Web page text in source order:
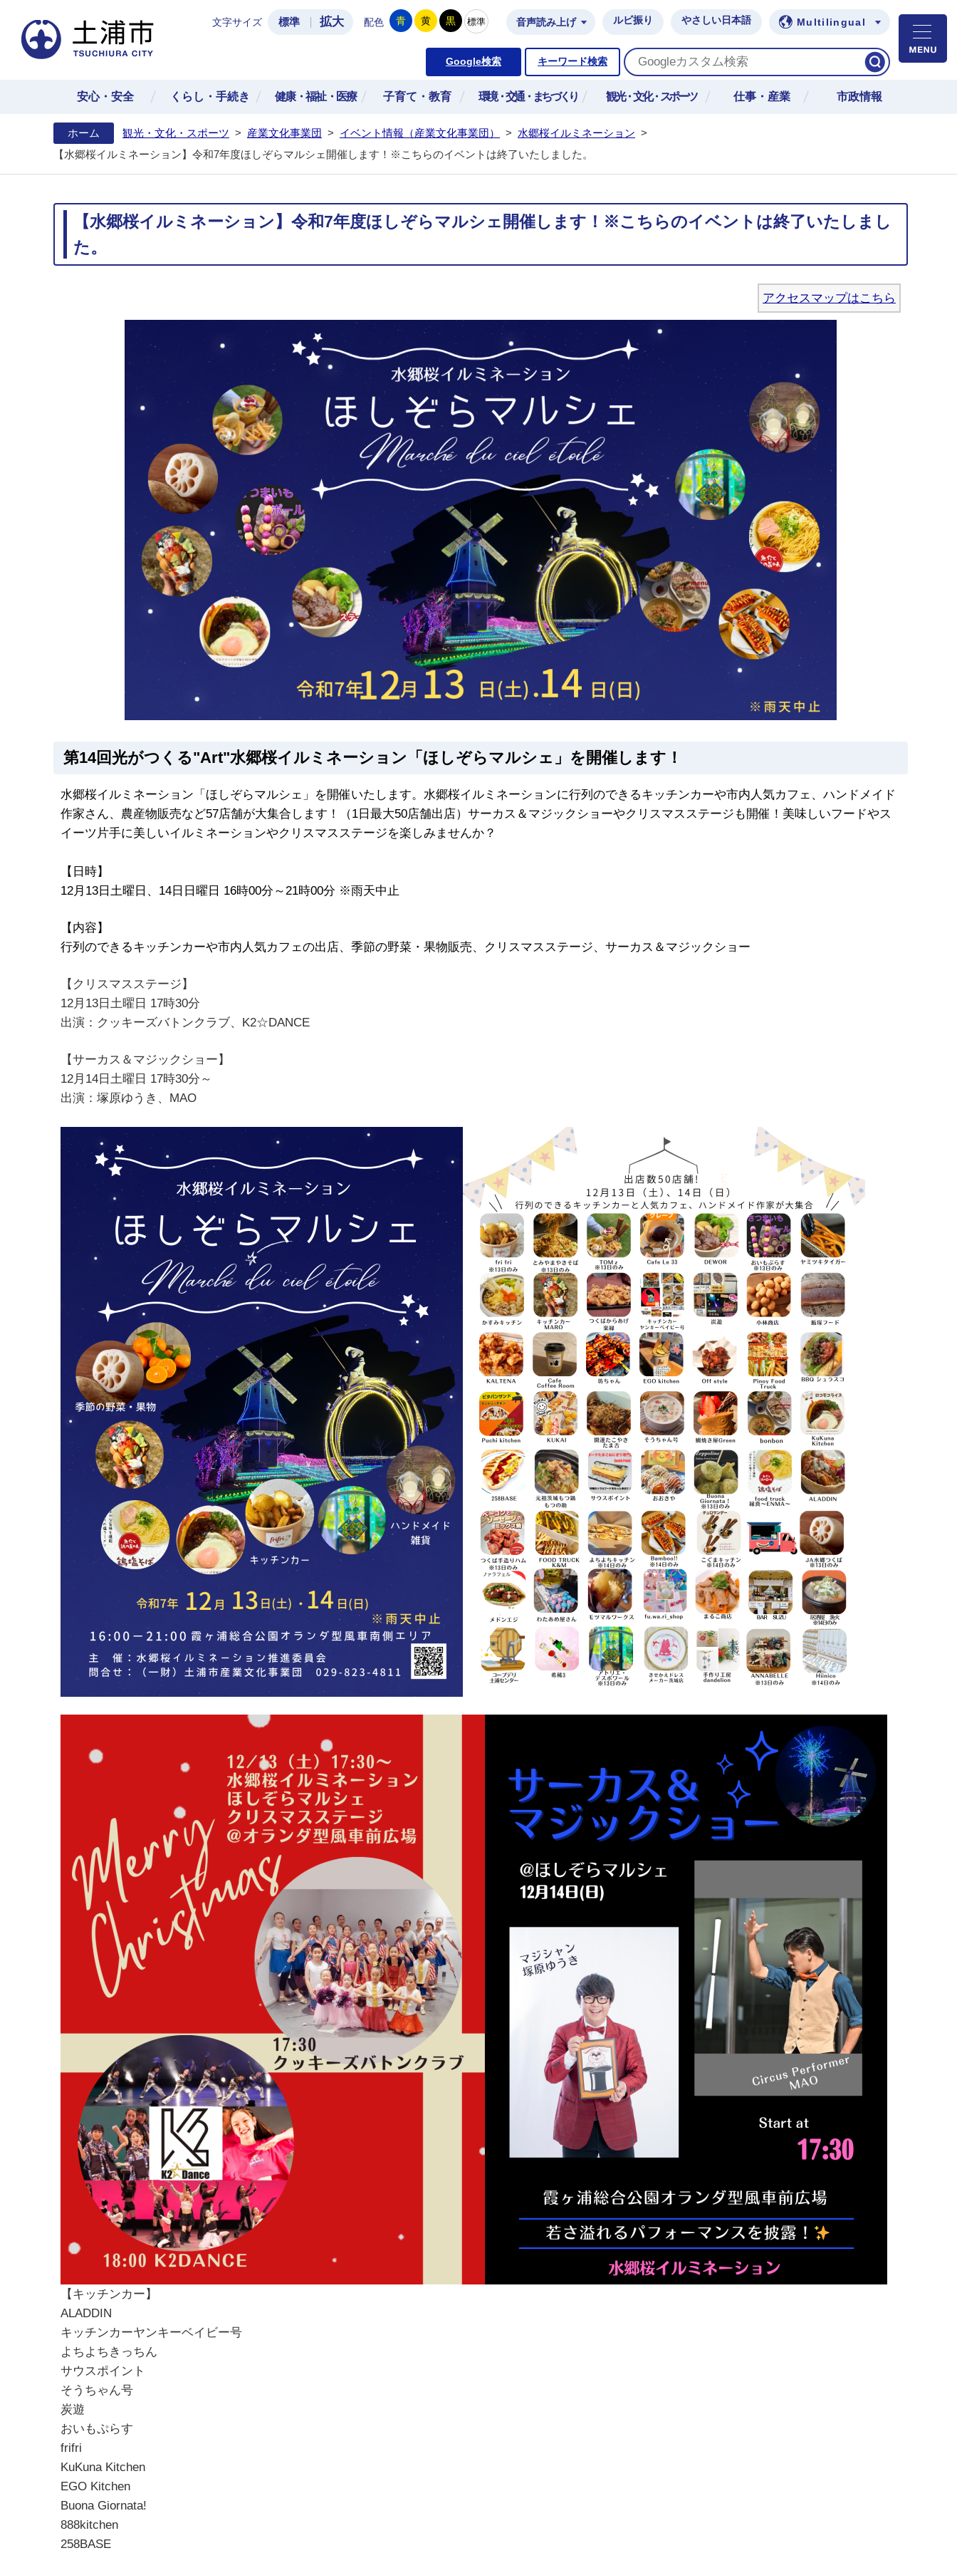
土浦市公式ホームページ
文字サイズ 標準 拡大 配色 青 黄 黒 標準 音声読み上げ ルビ振り やさしい日本語 Multilingual
Google検索 キーワード検索
安心・安全 くらし・手続き 健康・福祉・医療 子育て・教育 環境・交通・まちづくり 観光・文化・スポーツ 仕事・産業 市政情報
ホーム 観光・文化・スポーツ > 産業文化事業団 > イベント情報（産業文化事業団） > 水郷桜イルミネーション >
【水郷桜イルミネーション】令和7年度ほしぞらマルシェ開催します！※こちらのイベントは終了いたしました。
【水郷桜イルミネーション】令和7年度ほしぞらマルシェ開催します！※こちらのイベントは終了いたしまし
た。
アクセスマップはこちら
第14回光がつくる"Art"水郷桜イルミネーション「ほしぞらマルシェ」を開催します！
水郷桜イルミネーション「ほしぞらマルシェ」を開催いたします。水郷桜イルミネーションに行列のできるキッチンカーや市内人気カフェ、ハンドメイド
作家さん、農産物販売など57店舗が大集合します！（1日最大50店舗出店）サーカス＆マジックショーやクリスマスステージも開催！美味しいフードやス
イーツ片手に美しいイルミネーションやクリスマスステージを楽しみませんか？
【日時】
12月13日土曜日、14日日曜日 16時00分～21時00分 ※雨天中止
【内容】
行列のできるキッチンカーや市内人気カフェの出店、季節の野菜・果物販売、クリスマスステージ、サーカス＆マジックショー
【クリスマスステージ】
12月13日土曜日 17時30分
出演：クッキーズバトンクラブ、K2☆DANCE
【サーカス＆マジックショー】
12月14日土曜日 17時30分～
出演：塚原ゆうき、MAO
【キッチンカー】
ALADDIN
キッチンカーヤンキーベイビー号
よちよちきっちん
サウスポイント
そうちゃん号
炭遊
おいもぷらす
frifri
KuKuna Kitchen
EGO Kitchen
Buona Giornata!
888kitchen
258BASE